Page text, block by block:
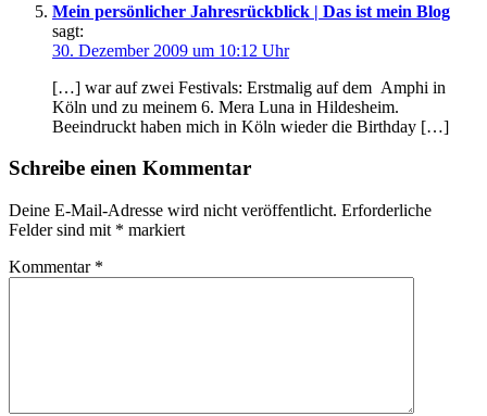
Mein persönlicher Jahresrückblick | Das ist mein Blog
sagt:
30. Dezember 2009 um 10:12 Uhr
[…] war auf zwei Festivals: Erstmalig auf dem Amphi in
Köln und zu meinem 6. Mera Luna in Hildesheim.
Beeindruckt haben mich in Köln wieder die Birthday […]
Schreibe einen Kommentar
Deine E-Mail-Adresse wird nicht veröffentlicht. Erforderliche
Felder sind mit * markiert
Kommentar *